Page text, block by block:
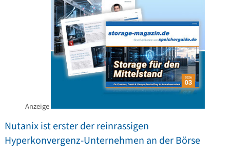
Anzeige
Nutanix ist erster der reinrassigen
Hyperkonvergenz-Unternehmen an der Börse